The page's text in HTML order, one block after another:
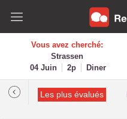
Vous avez cherché:
Strassen
04 Juin
2p Diner
Les plus évalués